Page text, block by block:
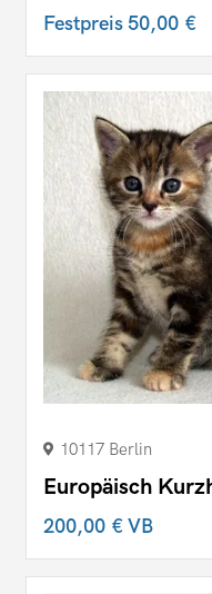
Festpreis50,00 €
10117 Berlin
Europäisch
200,00 €VB